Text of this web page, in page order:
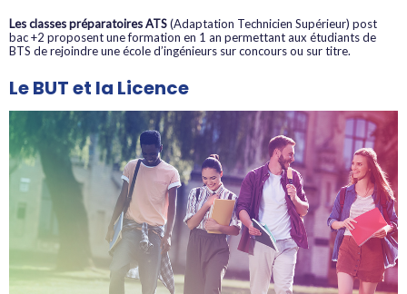
Les classes préparatoires ATS(Adaptation Technicien Supérieur) post
bac +2 proposent une formation en 1 an permettant aux étudiants de
BTS de rejoindre une école d’ingénieurs sur concours ou sur titre.
Le BUT et la Licence